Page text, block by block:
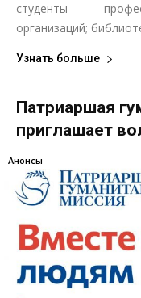
студенты
организаций;
Узнать больше
Патриаршая
приглашает
Анонсы